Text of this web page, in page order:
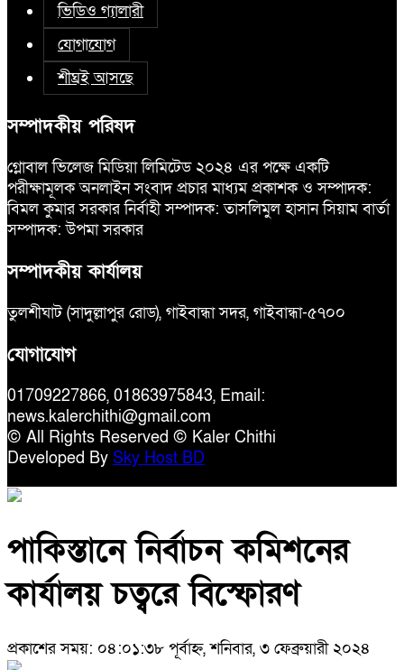
ভিডিও গ্যালারী
যোগাযোগ
শীঘ্রই আসছে
সম্পাদকীয় পরিষদ
গ্লোবাল ভিলেজ মিডিয়া লিমিটেড ২০২৪ এর পক্ষে একটি
পরীক্ষামূলক অনলাইন সংবাদ প্রচার মাধ্যম প্রকাশক ও সম্পাদক:
বিমল কুমার সরকার নির্বাহী সম্পাদক: তাসলিমুল হাসান সিয়াম বার্তা
সম্পাদক: উপমা সরকার
সম্পাদকীয় কার্যালয়
তুলশীঘাট (সাদুল্লাপুর রোড), গাইবান্ধা সদর, গাইবান্ধা-৫৭০০
যোগাযোগ
01709227866, 01863975843, Email:
news.kalerchithi@gmail.com
© All Rights Reserved © Kaler Chithi
Developed By Sky Host BD
পাকিস্তানে নির্বাচন কমিশনের
কার্যালয় চত্বরে বিস্ফোরণ
প্রকাশের সময়: ০৪:০১:৩৮ পূর্বাহ্ন, শনিবার, ৩ ফেব্রুয়ারী ২০২৪